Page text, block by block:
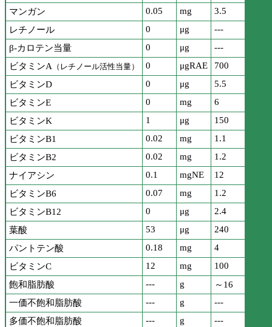
マンガン
0.05 mg
3.5
レチノール
0 μg
---
β-カロテン当量
0 μg
---
ビタミンA （レチノール活性当量） 0 μgRAE
700
ビタミンD
0 μg
5.5
ビタミンE
0 mg
6
ビタミンK
1 μg
150
ビタミンB1
0.02 mg
1.1
ビタミンB2
0.02 mg
1.2
ナイアシン
0.1 mgNE
12
ビタミンB6
0.07 mg
1.2
ビタミンB12
0 μg
2.4
葉酸
53 μg
240
パントテン酸
0.18 mg
4
ビタミンC
12 mg
100
飽和脂肪酸
--- g
～16
一価不飽和脂肪酸
--- g
---
多価不飽和脂肪酸
--- g
---